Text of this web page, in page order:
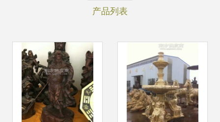
产品列表